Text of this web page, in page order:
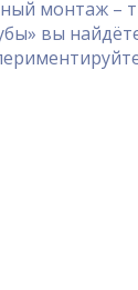
монтаж –
вы